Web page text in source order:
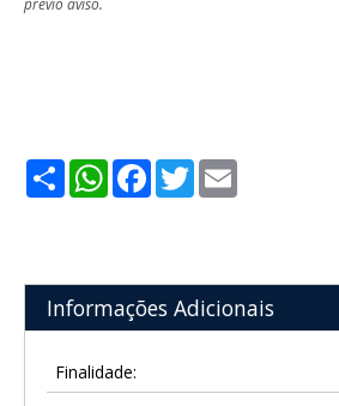
ShareWhatsApp
Facebook
Twitter
Informações Adicionais
Finalidade: